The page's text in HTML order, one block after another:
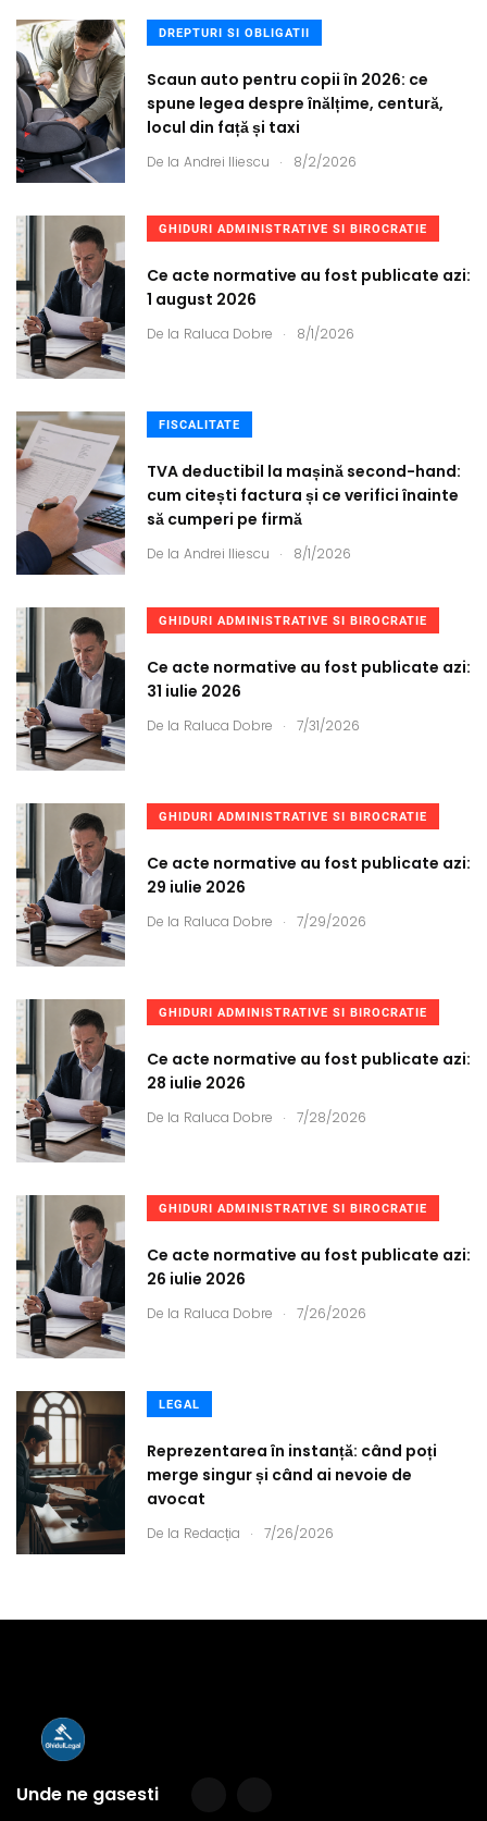
DREPTURI SI OBLIGATII
Scaun auto pentru copii în 2026: ce
spune legea despre înălțime, centură,
locul din față și taxi
De la Andrei Iliescu . 8/2/2026
GHIDURI ADMINISTRATIVE SI BIROCRATIE
Ce acte normative au fost publicate azi:
1 august 2026
De la Raluca Dobre . 8/1/2026
FISCALITATE
TVA deductibil la mașină second-hand:
cum citești factura și ce verifici înainte
să cumperi pe firmă
De la Andrei Iliescu . 8/1/2026
GHIDURI ADMINISTRATIVE SI BIROCRATIE
Ce acte normative au fost publicate azi:
31 iulie 2026
De la Raluca Dobre . 7/31/2026
GHIDURI ADMINISTRATIVE SI BIROCRATIE
Ce acte normative au fost publicate azi:
29 iulie 2026
De la Raluca Dobre . 7/29/2026
GHIDURI ADMINISTRATIVE SI BIROCRATIE
Ce acte normative au fost publicate azi:
28 iulie 2026
De la Raluca Dobre . 7/28/2026
GHIDURI ADMINISTRATIVE SI BIROCRATIE
Ce acte normative au fost publicate azi:
26 iulie 2026
De la Raluca Dobre . 7/26/2026
LEGAL
Reprezentarea în instanță: când poți
merge singur și când ai nevoie de
avocat
De la Redacția . 7/26/2026
Unde ne gasesti